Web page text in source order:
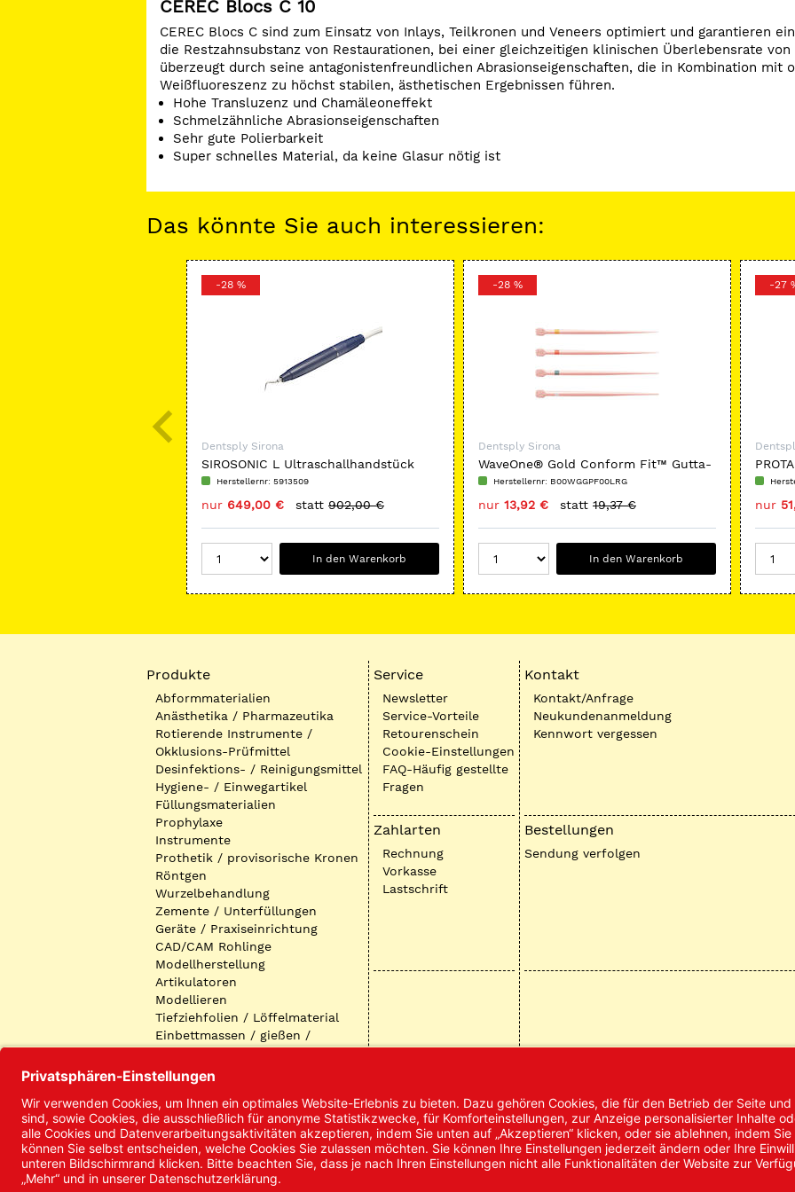
CEREC Blocs C 10
CEREC Blocs C sind zum Einsatz von Inlays, Teilkronen und Veneers optimiert und garantieren
die Restzahnsubstanz von Restaurationen, bei einer gleichzeitigen klinischen Überlebensrate von
überzeugt durch seine antagonistenfreundlichen Abrasionseigenschaften, die in Kombination
Weißfluoreszenz zu höchst stabilen, ästhetischen Ergebnissen führen.
Hohe Transluzenz und Chamäleoneffekt
Schmelzähnliche Abrasionseigenschaften
Sehr gute Polierbarkeit
Super schnelles Material, da keine Glasur nötig ist
Das könnte Sie auch interessieren:
-28 %
Dentsply Sirona
SIROSONIC L Ultraschallhandstück
Herstellernr: 5913509
nur 649,00 € statt 902,00 €
In den Warenkorb
-28 %
Dentsply Sirona
WaveOne® Gold Conform Fit™ Gutta-
Percha - Nachfüllpackung
Herstellernr: B00WGGPF00LRG
nur 13,92 € statt 19,37 €
In den Warenkorb
-27
nur
Produkte
Abformmaterialien
Anästhetika / Pharmazeutika
Rotierende Instrumente /
Okklusions-Prüfmittel
Desinfektions- / Reinigungsmittel
Hygiene- / Einwegartikel
Füllungsmaterialien
Prophylaxe
Instrumente
Prothetik / provisorische Kronen
Röntgen
Wurzelbehandlung
Zemente / Unterfüllungen
Geräte / Praxiseinrichtung
CAD/CAM Rohlinge
Modellherstellung
Artikulatoren
Modellieren
Tiefziehfolien / Löffelmaterial
Einbettmassen / gießen /
Oberflächenbearbeitung
Keramik
Verblendmaterialien
Instrumente
Kieferorthopädie /
Klammerdrähte
Verschiedenes (Labor)
Service
Newsletter
Service-Vorteile
Retourenschein
Cookie-Einstellungen
FAQ-Häufig gestellte
Fragen
Zahlarten
Rechnung
Vorkasse
Lastschrift
Kontakt
Kontakt/Anfrage
Neukundenanmeldung
Kennwort vergessen
Bestellungen
Sendung verfolgen